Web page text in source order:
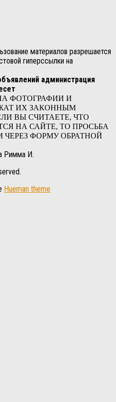
материалов разрешается
гиперссылки на
администрация
ФОТОГРАФИИ И
ИХ ЗАКОННЫМ
ВЫ СЧИТАЕТЕ, ЧТО
НА САЙТЕ, ТО ПРОСЬБА
ФОРМУ ОБРАТНОЙ
Римма И.
Hueman theme